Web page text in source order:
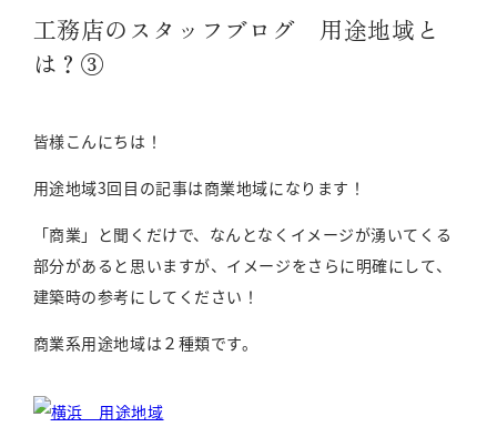
工務店のスタッフブログ 用途地域と
は？③
皆様こんにちは！
用途地域3回目の記事は商業地域になります！
「商業」と聞くだけで、なんとなくイメージが湧いてくる
部分があると思いますが、イメージをさらに明確にして、
建築時の参考にしてください！
商業系用途地域は２種類です。